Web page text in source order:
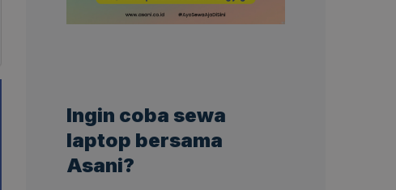
Ingin coba sewa
laptop bersama
Asani?